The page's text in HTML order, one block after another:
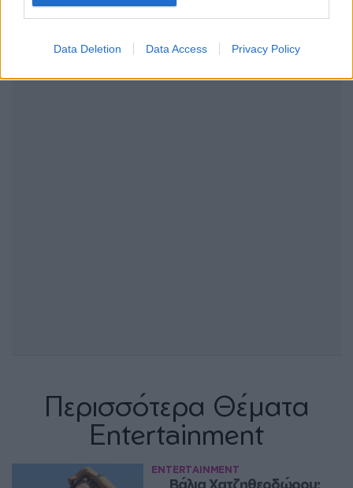
Data Deletion Data Access Privacy Policy
ΔΙΑΦΗΜΙΣΗ
Περισσότερα Θέματα
Entertainment
ENTERTAINMENT
Βάλια Χατζηθεοδώρου: